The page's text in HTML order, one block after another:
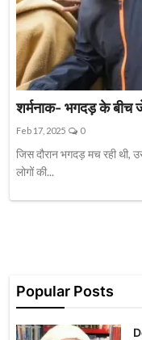
शर्मनाक- भगदड़ के बीच
Feb 17, 2025 0
जिस दौरान भगदड़ मच रही
लोगों की...
Popular Posts